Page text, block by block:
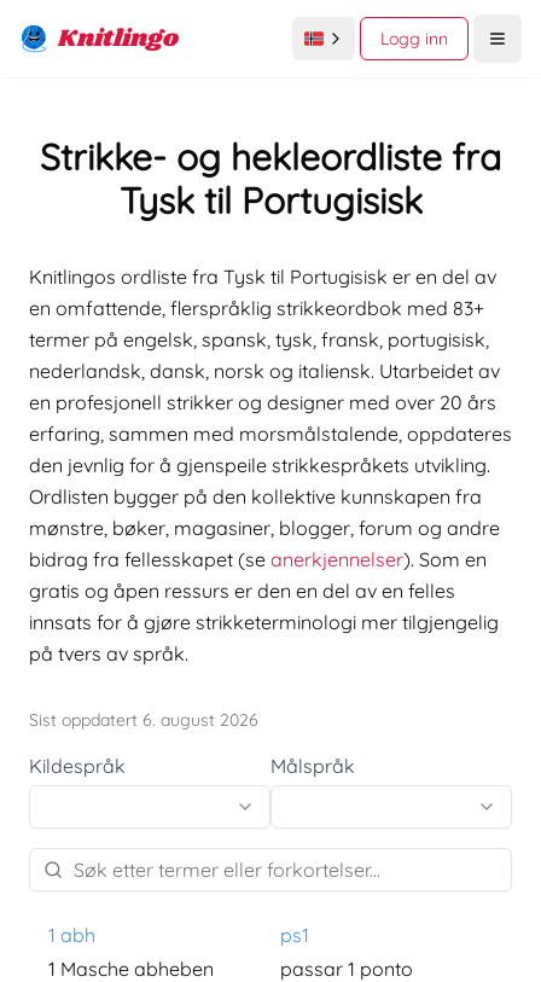
Knitlingo Logg inn
Strikke- og hekleordliste fra
Tysk til Portugisisk
Knitlingos ordliste fra Tysk til Portugisisk er en del av
en omfattende, flerspråklig strikkeordbok med 83+
termer på engelsk, spansk, tysk, fransk, portugisisk,
nederlandsk, dansk, norsk og italiensk. Utarbeidet av
en profesjonell strikker og designer med over 20 års
erfaring, sammen med morsmålstalende, oppdateres
den jevnlig for å gjenspeile strikkespråkets utvikling.
Ordlisten bygger på den kollektive kunnskapen fra
mønstre, bøker, magasiner, blogger, forum og andre
bidrag fra fellesskapet (se anerkjennelser). Som en
gratis og åpen ressurs er den en del av en felles
innsats for å gjøre strikketerminologi mer tilgjengelig
på tvers av språk.
Sist oppdatert 6. august 2026
Kildespråk Målspråk
1 abh
ps1
1 Masche abheben
passar 1 ponto